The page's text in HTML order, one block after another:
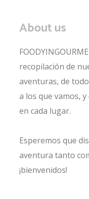
About us
recopilación de
aventuras, de
a los que vamos,
en cada lugar.
Esperemos que
aventura tanto
¡bienvenidos!